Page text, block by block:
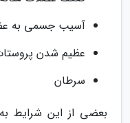
آسیب جسمی به
عظیم شدن
سرطان
بعضی از این شرایط